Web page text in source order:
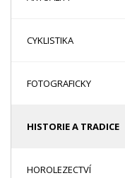
CYKLISTIKA
FOTOGRAFICKY
HISTORIE A TRADICE
HOROLEZECTVÍ